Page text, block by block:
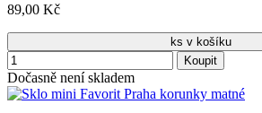
89,00 Kč
ks v košíku
Koupit
Dočasně není skladem